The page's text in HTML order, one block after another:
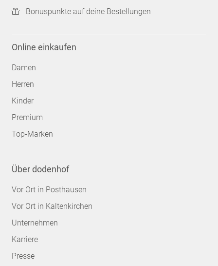
Bonuspunkte auf deine Bestellungen
Online einkaufen
Damen
Herren
Kinder
Premium
Top-Marken
Über dodenhof
Vor Ort in Posthausen
Vor Ort in Kaltenkirchen
Unternehmen
Karriere
Presse